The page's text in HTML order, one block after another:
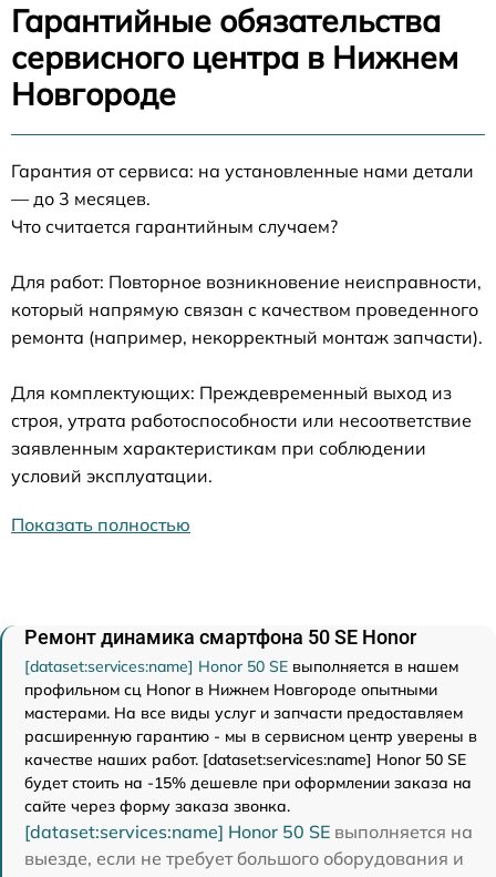
Гарантийные обязательства
сервисного центра в Нижнем
Новгороде
Гарантия от сервиса: на установленные нами детали
— до 3 месяцев.
Что считается гарантийным случаем?
Для работ: Повторное возникновение неисправности,
который напрямую связан с качеством проведенного
ремонта (например, некорректный монтаж запчасти).
Для комплектующих: Преждевременный выход из
строя, утрата работоспособности или несоответствие
заявленным характеристикам при соблюдении
условий эксплуатации.
Показать полностью
Ремонт динамика смартфона 50 SE Honor
[dataset:services:name] Honor 50 SE выполняется в нашем
профильном сц Honor в Нижнем Новгороде опытными
мастерами. На все виды услуг и запчасти предоставляем
расширенную гарантию - мы в сервисном центр уверены в
качестве наших работ. [dataset:services:name] Honor 50 SE
будет стоить на -15% дешевле при оформлении заказа на
сайте через форму заказа звонка.
[dataset:services:name] Honor 50 SE выполняется на
выезде, если не требует большого оборудования и